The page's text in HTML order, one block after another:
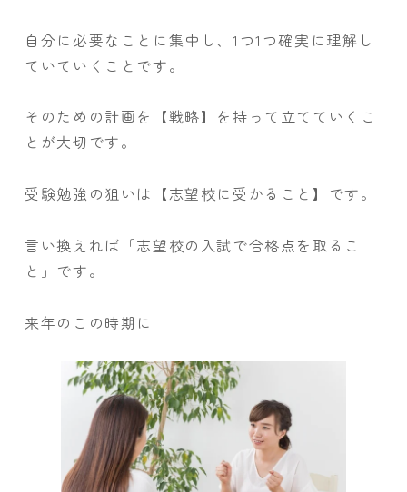
自分に必要なことに集中し、1つ1つ確実に理解し
ていていくことです。
そのための計画を【戦略】を持って立てていくこ
とが大切です。
受験勉強の狙いは【志望校に受かること】です。
言い換えれば「志望校の入試で合格点を取るこ
と」です。
来年のこの時期に